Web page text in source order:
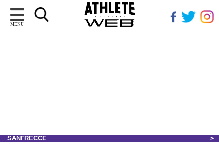
MENU
SANFRECCE